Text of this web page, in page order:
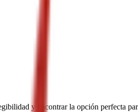
y encontrar la opción perfecta